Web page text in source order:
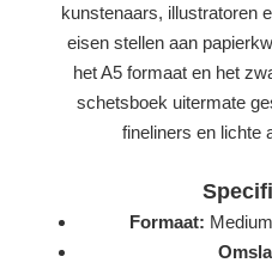
kunstenaars, illustratoren
eisen stellen aan
het A5 formaat en het
schetsboek uitermate
fineliners en lichte
Formaat: